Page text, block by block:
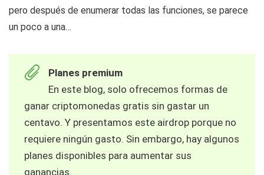
pero después de enumerar todas las funciones, se parece
un poco a una…
Planes premium
En este blog, solo ofrecemos formas de
ganar criptomonedas gratis sin gastar un
centavo. Y presentamos este airdrop porque no
requiere ningún gasto. Sin embargo, hay algunos
planes disponibles para aumentar sus
ganancias.